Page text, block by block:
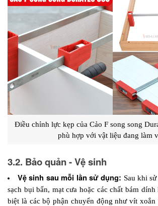
Điều chỉnh lực kẹp của Cảo F song song
phù hợp với vật liệu đang làm
3.2. Bảo quản - Vệ sinh
Vệ sinh sau mỗi lần sử dụng: Sau khi
sạch bụi bẩn, mạt cưa hoặc các chất bám dính
biệt là các bộ phận chuyển động như vít xoắn